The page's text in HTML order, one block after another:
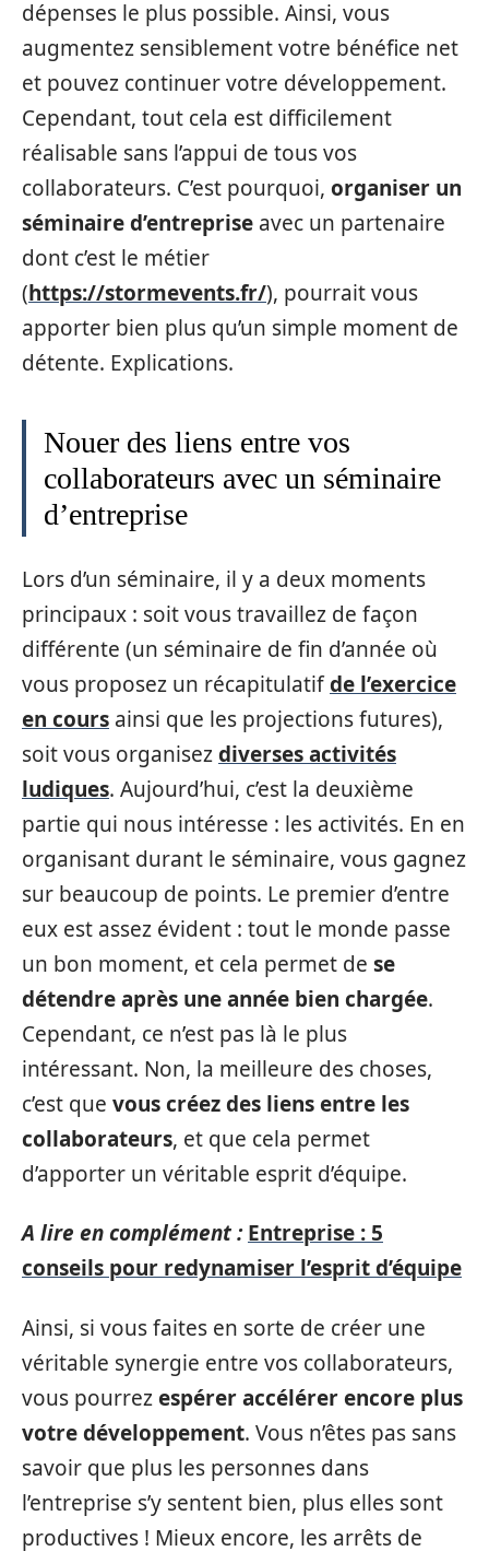
dépenses le plus possible. Ainsi, vous
augmentez sensiblement votre bénéfice net
et pouvez continuer votre développement.
Cependant, tout cela est difficilement
réalisable sans l’appui de tous vos
collaborateurs. C’est pourquoi, organiser un
séminaire d’entreprise avec un partenaire
dont c’est le métier
(https://stormevents.fr/), pourrait vous
apporter bien plus qu’un simple moment de
détente. Explications.
Nouer des liens entre vos
collaborateurs avec un séminaire
d’entreprise
Lors d’un séminaire, il y a deux moments
principaux : soit vous travaillez de façon
différente (un séminaire de fin d’année où
vous proposez un récapitulatifde l’exercice
en cours ainsi que les projections futures),
soit vous organisezdiverses activités
ludiques. Aujourd’hui, c’est la deuxième
partie qui nous intéresse : les activités. En en
organisant durant le séminaire, vous gagnez
sur beaucoup de points. Le premier d’entre
eux est assez évident : tout le monde passe
un bon moment, et cela permet de se
détendre après une année bien chargée.
Cependant, ce n’est pas là le plus
intéressant. Non, la meilleure des choses,
c’est que vous créez des liens entre les
collaborateurs, et que cela permet
d’apporter un véritable esprit d’équipe.
A lire en complément : Entreprise : 5
conseils pour redynamiser l’esprit d’équipe
Ainsi, si vous faites en sorte de créer une
véritable synergie entre vos collaborateurs,
vous pourrezespérer accélérer encore plus
votre développement. Vous n’êtes pas sans
savoir que plus les personnes dans
l’entreprise s’y sentent bien, plus elles sont
productives ! Mieux encore, les arrêts de